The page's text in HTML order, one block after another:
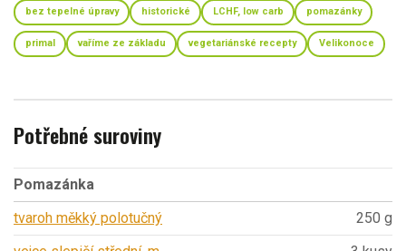
bez tepelné úpravy historické LCHF, low carb pomazánky
primal vaříme ze základu vegetariánské recepty Velikonoce
Potřebné suroviny
Pomazánka
tvaroh měkký polotučný
250 g